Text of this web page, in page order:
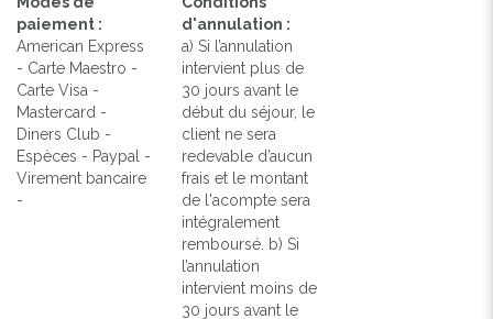
paiement :
American Express
- Carte Maestro -
Carte Visa -
Mastercard -
Diners Club -
Espèces - Paypal -
Virement bancaire
-
d'annulation :
a) Si l’annulation
intervient plus de
30 jours avant le
début du séjour, le
client ne sera
redevable d’aucun
frais et le montant
de l'acompte sera
intégralement
remboursé. b) Si
l’annulation
intervient moins de
30 jours avant le